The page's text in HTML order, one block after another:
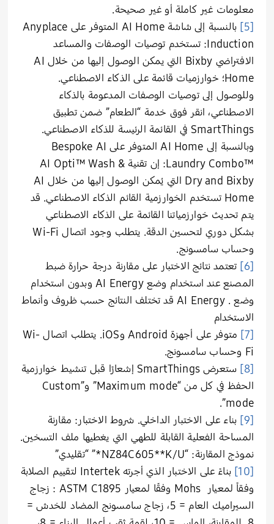
معلومات غير كاملة أو غير صحيحة.
[5]
بالنسبة إلى شاشة AI Home المتوفر على Anyplace
Induction: تستخدم توصيات الوصفات والمساعد
الافتراضي Bixby التي يمكن الوصول إليها من خلال AI
Home؛ خوارزميات قائمة على الذكاء الاصطناعي.
وللوصول إلى توصيات الوصفات المدعومة بالذكاء
الاصطناعي، انقر فوق خدمة “الطعام” ضمن تطبيق
SmartThings في القائمة الرئيسة للذكاء الاصطناعي.
وبالنسبة إلى AI Home المتوفر على Bespoke AI
Laundry Combo™‎: إن تقنية AI Opti™‎ Wash &
Dry and Bixby التي يُمكن الوصول إليها من خلال AI
Home تستخدم الخوارزمية القائم الذكاء الاصطناعي. قد
يتم تحديث خوارزمياتنا القائمة على الذكاء الاصطناعي
بشكل دوري لتحسين الدقة. يتطلب وجود اتصال Wi-Fi
وحساب سامسونج.
[6]
تعتمد نتائج الاختبار على مقارنة درجة حرارة ضبط
المصنع عند استخدام وضع AI Energy وبدون استخدام
وضع . AI Energy قد تختلف النتائج حسب ظروف وأنماط
الاستخدام
[7]
متوفر على أجهزة Android وiOS. يتطلب اتصال Wi-
Fi وحساب سامسونج.
[8]
ستعرض SmartThings إشعارًا قبل تنشيط خوارزمية
الحفظ في كل من “Maximum mode” و”Custom
mode”.
[9]
بناء على الاختبار الداخلي. شروط الاختبار: مقارنة
المساحة الفعلية القابلة للطهي التي يغطيها ملف التسخين.
نموذج المقارنة: “NZ84C605**K/U*” “تقليدي”
[10]
بناءً على الاختبار الذي أجرته Intertek لتقييم الصلابة
وفقاً لمعيار Mohs وفقًا لمعيار ASTM C1895 : زجاج
السيراميك العام = 5، زجاج سامسونج المضاد للخدش =